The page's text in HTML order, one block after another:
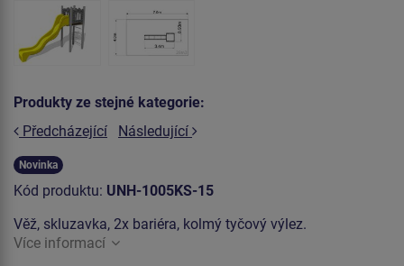
Produkty ze stejné kategorie:
Předcházející
Následující
Novinka
Kód produktu: UNH-1005KS-15
Věž, skluzavka, 2x bariéra, kolmý tyčový výlez.
Více informací